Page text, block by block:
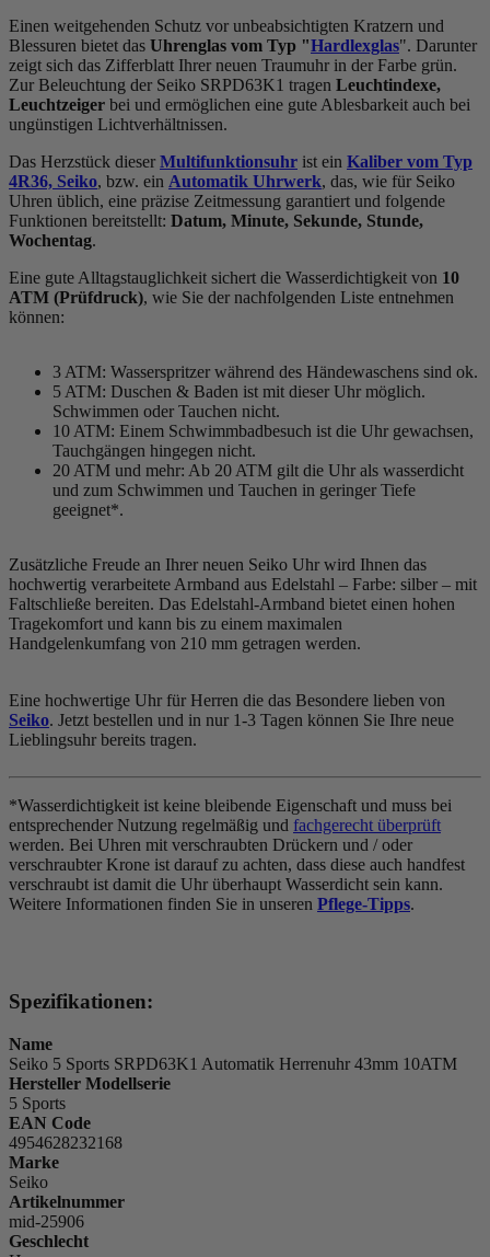
Einen weitgehenden Schutz vor unbeabsichtigten Kratzern und
Blessuren bietet das Uhrenglas vom Typ "Hardlexglas". Darunter
zeigt sich das Zifferblatt Ihrer neuen Traumuhr in der Farbe grün.
Zur Beleuchtung der Seiko SRPD63K1 tragen Leuchtindexe,
Leuchtzeiger bei und ermöglichen eine gute Ablesbarkeit auch bei
ungünstigen Lichtverhältnissen.
Das Herzstück dieser Multifunktionsuhr ist ein Kaliber vom Typ
4R36, Seiko, bzw. ein Automatik Uhrwerk, das, wie für Seiko
Uhren üblich, eine präzise Zeitmessung garantiert und folgende
Funktionen bereitstellt: Datum, Minute, Sekunde, Stunde,
Wochentag.
Eine gute Alltagstauglichkeit sichert die Wasserdichtigkeit von 10
ATM (Prüfdruck), wie Sie der nachfolgenden Liste entnehmen
können:
3 ATM: Wasserspritzer während des Händewaschens sind ok.
5 ATM: Duschen & Baden ist mit dieser Uhr möglich.
Schwimmen oder Tauchen nicht.
10 ATM: Einem Schwimmbadbesuch ist die Uhr gewachsen,
Tauchgängen hingegen nicht.
20 ATM und mehr: Ab 20 ATM gilt die Uhr als wasserdicht
und zum Schwimmen und Tauchen in geringer Tiefe
geeignet*.
Zusätzliche Freude an Ihrer neuen Seiko Uhr wird Ihnen das
hochwertig verarbeitete Armband aus Edelstahl – Farbe: silber – mit
Faltschließe bereiten. Das Edelstahl-Armband bietet einen hohen
Tragekomfort und kann bis zu einem maximalen
Handgelenkumfang von 210 mm getragen werden.
Eine hochwertige Uhr für Herren die das Besondere lieben von
Seiko. Jetzt bestellen und in nur 1-3 Tagen können Sie Ihre neue
Lieblingsuhr bereits tragen.
*Wasserdichtigkeit ist keine bleibende Eigenschaft und muss bei
entsprechender Nutzung regelmäßig und fachgerecht überprüft
werden. Bei Uhren mit verschraubten Drückern und / oder
verschraubter Krone ist darauf zu achten, dass diese auch handfest
verschraubt ist damit die Uhr überhaupt Wasserdicht sein kann.
Weitere Informationen finden Sie in unseren Pflege-Tipps.
Spezifikationen:
Name
Seiko 5 Sports SRPD63K1 Automatik Herrenuhr 43mm 10ATM
Hersteller Modellserie
5 Sports
EAN Code
4954628232168
Marke
Seiko
Artikelnummer
mid-25906
Geschlecht